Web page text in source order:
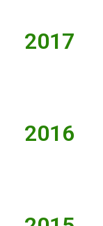
2017
2016